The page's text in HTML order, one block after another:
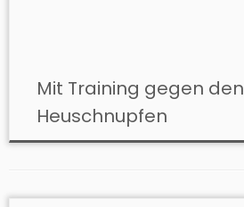
Mit Training gegen den
Heuschnupfen